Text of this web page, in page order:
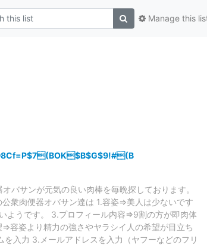
Manage this
が元気の良い肉棒を毎晩探しております。
便器オバサン達は 1.容姿⇒美人は少ないです
ようです。 3.プロフィール内容⇒9割の方が即肉体
姿より精力の強さやヤラシイ人の希望が目立ち
入力 3.メールアドレスを入力（ヤフーなどのフリ